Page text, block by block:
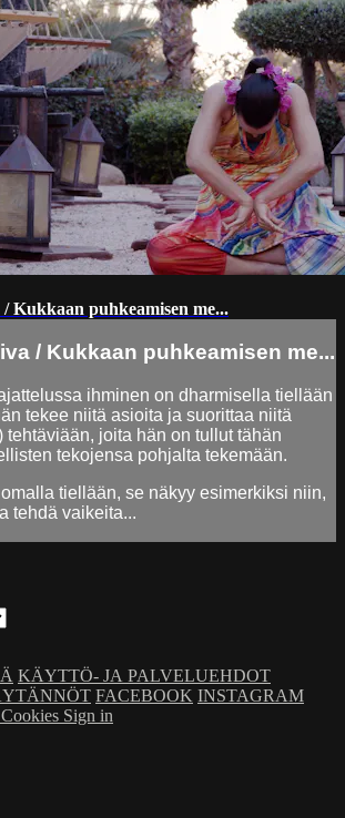
Kukkaan puhkeamisen me...
/ Kukkaan puhkeamisen me...
ihminen on dharmisella tiellään
tekee niitä asioita ja suorittaa niitä
tehtäviään, joita hän on tullut tähän
tekojensa pohjalta tekemään.
tiellään, se näkyy esimerkiksi niin,
tehdä vaikeita...
KÄYTTÖ- JA PALVELUEHDOT
FACEBOOK INSTAGRAM
Cookies Sign in